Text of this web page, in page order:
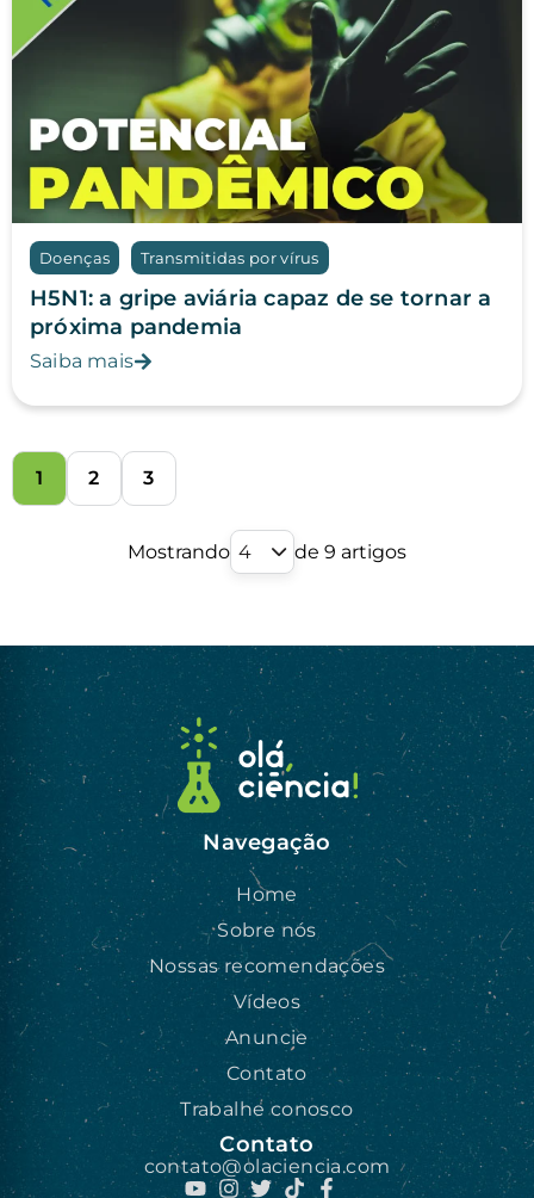
Doenças Transmitidas por vírus
H5N1: a gripe aviária capaz de se tornar a
próxima pandemia
Saiba mais
1 2 3
Mostrando 4 de 9 artigos
Navegação
Home
Sobre nós
Nossas recomendações
Vídeos
Anuncie
Contato
Trabalhe conosco
Contato
contato@olaciencia.com